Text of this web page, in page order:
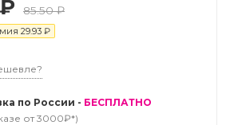
₽ 85.50₽
29.93 ₽
по России - БЕСПЛАТНО
от 3000₽*)